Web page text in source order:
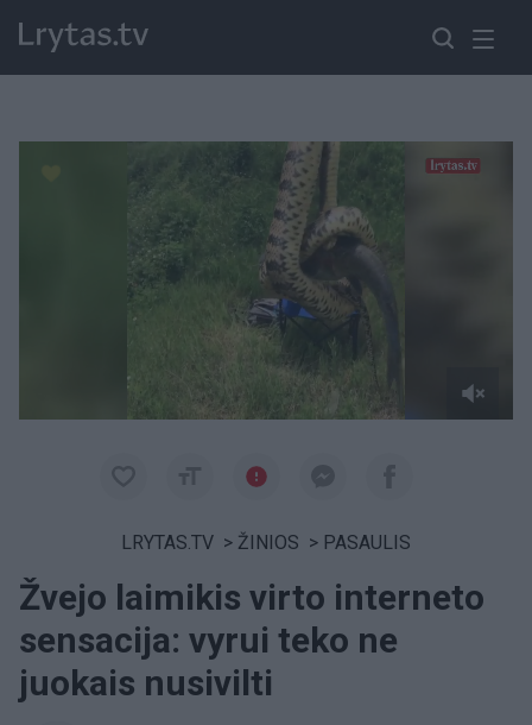
LRYTAS.TV > ŽINIOS > PASAULIS
Žvejo laimikis virto interneto
sensacija: vyrui teko ne
juokais nusivilti